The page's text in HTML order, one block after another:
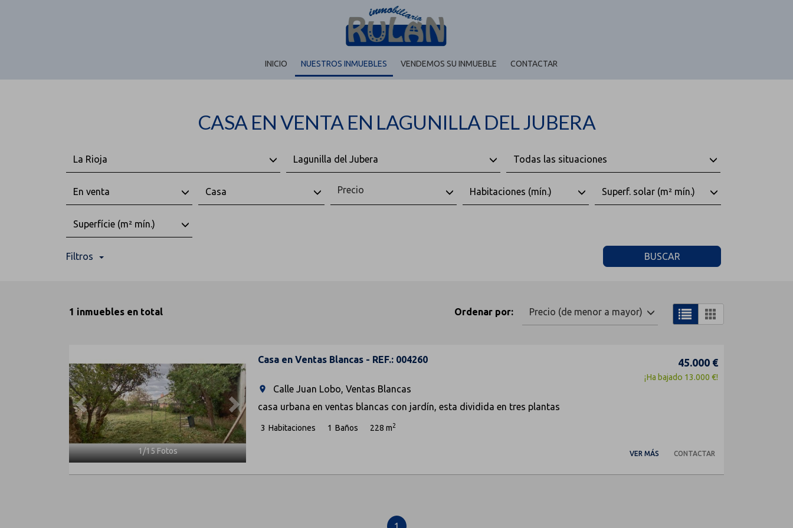
INICIO NUESTROS INMUEBLES VENDEMOS SU INMUEBLE CONTACTAR
CASA EN VENTA EN LAGUNILLA DEL JUBERA
La Rioja Lagunilla del Jubera Todas las situaciones
En venta Casa Precio Habitaciones (mín.) Superf. solar (m² mín.)
Superfície (m² mín.)
Filtros BUSCAR
1 inmuebles en total Ordenar por: Precio (de menor a mayor)
1/15Fotos
Casa en Ventas Blancas - REF.: 004260 45.000 €
¡Ha bajado 13.000 €!
room
Calle Juan Lobo, Ventas Blancas
casa urbana en ventas blancas con jardín, esta dividida en tres plantas
3 Habitaciones 1 Baños 228 m2
CONTACTAR
VER MÁS